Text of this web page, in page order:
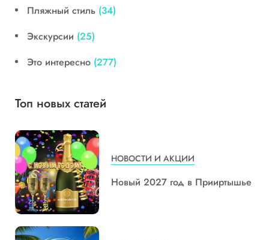
Пляжный стиль (34)
Экскурсии (25)
Это интересно (277)
Топ новых статей
НОВОСТИ И АКЦИИ
Новый 2027 год в Прииртышье